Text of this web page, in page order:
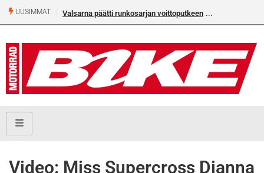
UUSIMMAT Valsarna päätti runkosarjan voittoputkeen
Video: Miss Supercross Dianna